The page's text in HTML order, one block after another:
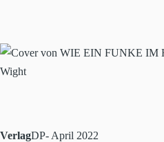
VerlagDP- April 2022